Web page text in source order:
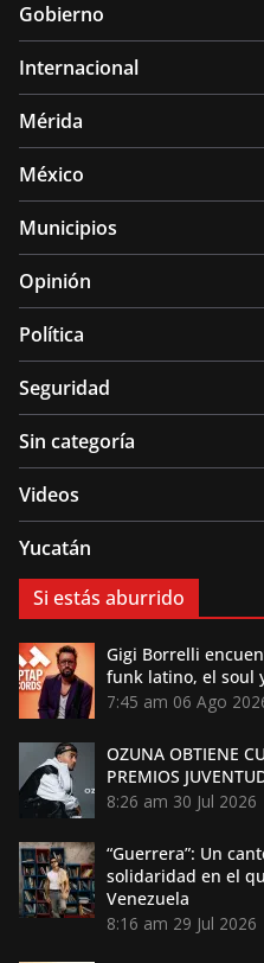
Gobierno
Internacional
Mérida
México
Municipios
Opinión
Política
Seguridad
Sin categoría
Videos
Yucatán
Si estás aburrido
Gigi Borrelli
funk latino, el soul
7:45 am 06 Ago
OZUNA OBTIENE
PREMIOS
8:26 am 30 Jul 2026
“Guerrera”: Un
solidaridad en el
Venezuela
8:16 am 29 Jul 2026